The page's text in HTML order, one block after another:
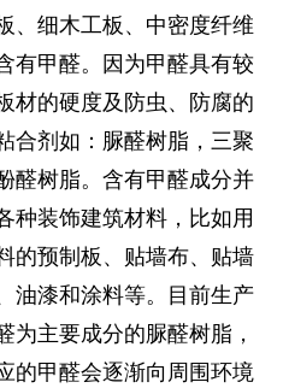
细木工板、中密度纤维
有甲醛。因为甲醛具有较
材的硬度及防虫、防腐的
合剂如：脲醛树脂，三聚
醛树脂。含有甲醛成分并
种装饰建筑材料，比如用
的预制板、贴墙布、贴墙
油漆和涂料等。目前生产
为主要成分的脲醛树脂，
的甲醛会逐渐向周围环境